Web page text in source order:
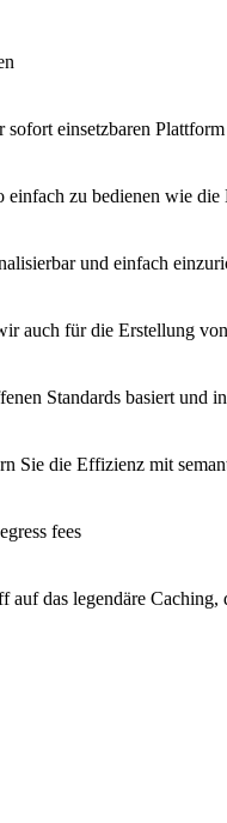
einsetzbaren
zu bedienen wie
und einfach
auch für die Erstellung
Standards basiert und
Sie die Effizienz mit
fees
das legendäre Caching,